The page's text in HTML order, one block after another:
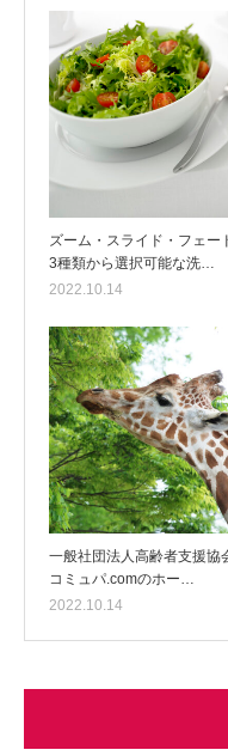
ズーム・スライド・フェー
3種類から選択可能な洗…
2022.10.14
一般社団法人高齢者支援協
コミュパ.comのホー…
2022.10.14